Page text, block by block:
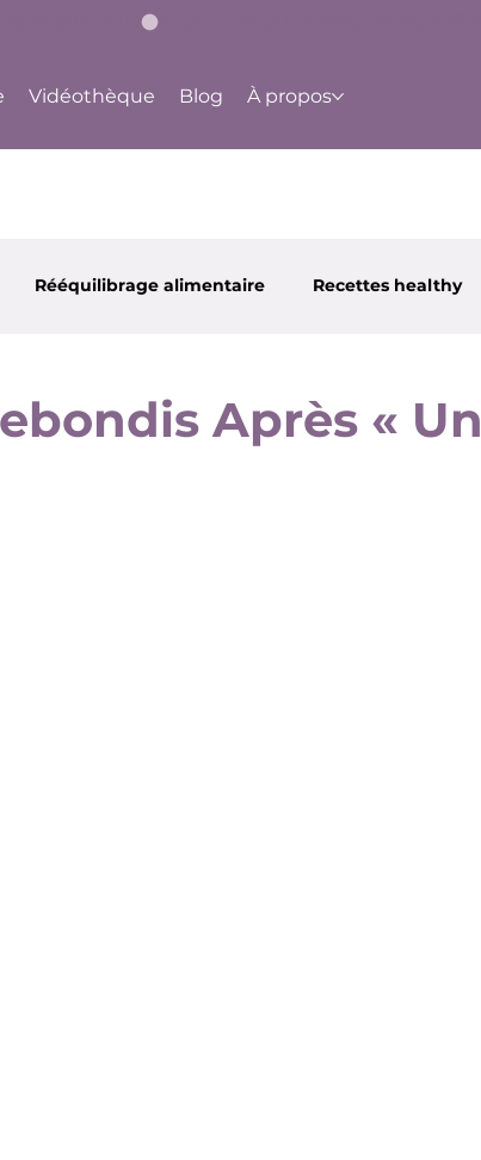
Vidéothèque Blog À propos
Rééquilibrage alimentaire Recettes healthy
Après « Un